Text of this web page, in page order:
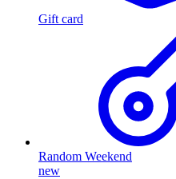
Gift card
Random Weekend
new